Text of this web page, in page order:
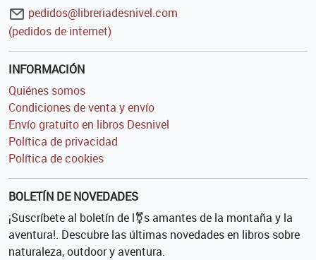
pedidos@libreriadesnivel.com
(pedidos de internet)
INFORMACIÓN
Quiénes somos
Condiciones de venta y envío
Envío gratuito en libros Desnivel
Política de privacidad
Política de cookies
BOLETÍN DE NOVEDADES
¡Suscríbete al boletín de l⚧s amantes de la montaña y la
aventura!. Descubre las últimas novedades en libros sobre
naturaleza, outdoor y aventura.